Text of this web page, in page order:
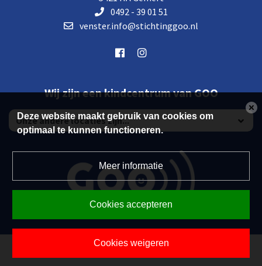
0492 - 39 01 51
venster.info@stichtinggoo.nl
Wij zijn een kindcentrum van GOO
Powered by BasisOnline
Deze website maakt gebruik van cookies om
optimaal te kunnen functioneren.
Meer informatie
Cookies accepteren
Cookies weigeren